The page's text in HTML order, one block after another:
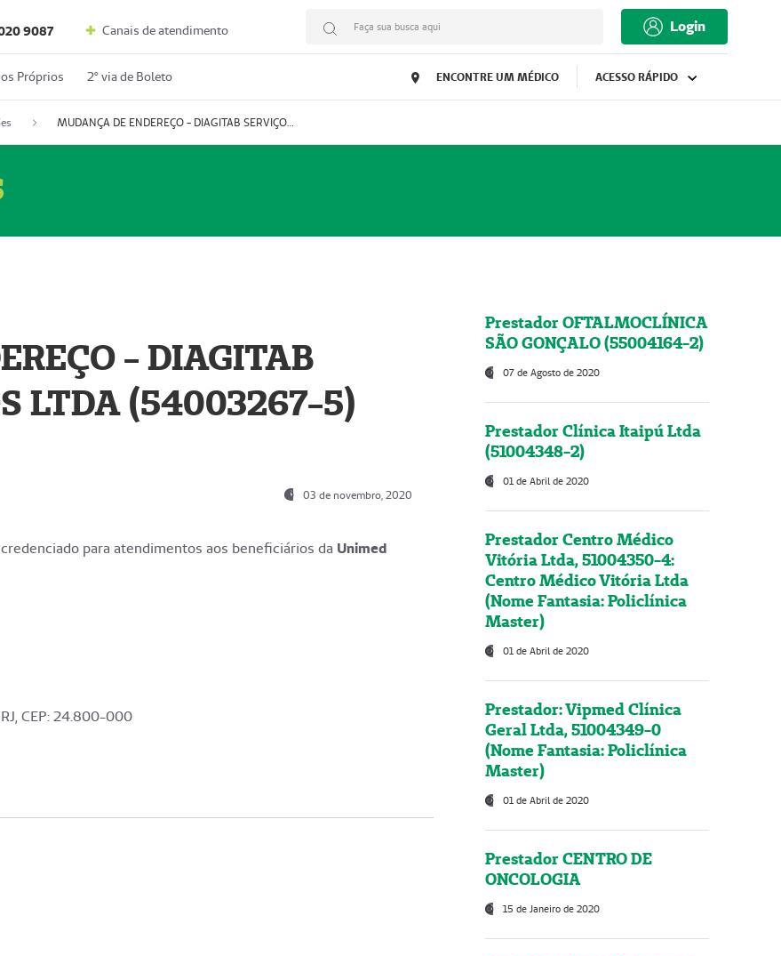
9087 Canais de atendimento Faça sua busca aqui Login
Próprios 2º via de Boleto ENCONTRE UM MÉDICO ACESSO RÁPIDO
MUDANÇA DE ENDEREÇO - DIAGITAB SERVIÇOS MÉDICOS LTDA (54003267-5)
- DIAGITAB
LTDA (54003267-5)
03 de novembro, 2020
para atendimentos aos beneficiários da Unimed
CEP: 24.800-000
Prestador OFTALMOCLÍNICA
SÃO GONÇALO (55004164-2)
07 de Agosto de 2020
Prestador Clínica Itaipú Ltda
(51004348-2)
01 de Abril de 2020
Prestador Centro Médico
Vitória Ltda, 51004350-4:
Centro Médico Vitória Ltda
(Nome Fantasia: Policlínica
Master)
01 de Abril de 2020
Prestador: Vipmed Clínica
Geral Ltda, 51004349-0
(Nome Fantasia: Policlínica
Master)
01 de Abril de 2020
Prestador CENTRO DE
ONCOLOGIA
15 de Janeiro de 2020